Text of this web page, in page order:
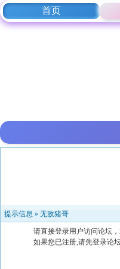
首页
提示信息 » 无敌猪哥
请直接登录用户访问论坛
如果您已注册,请先登录论